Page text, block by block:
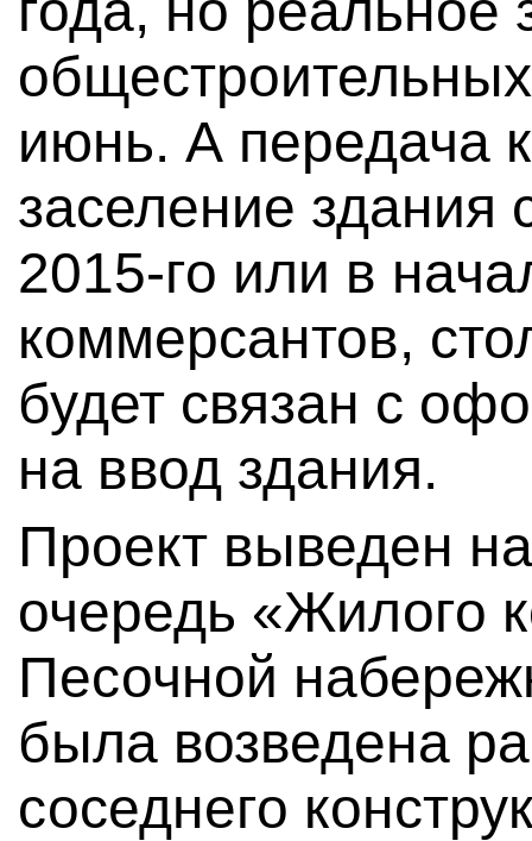
июнь. А передача
заселение здания
2015-го или в
коммерсантов,
будет связан с
на ввод здания.
Проект выведен
очередь «Жилого
Песочной
была возведена
соседнего